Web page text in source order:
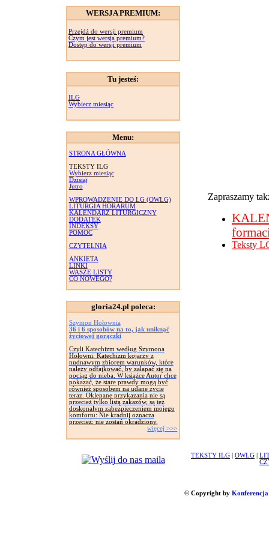
WERSJA PREMIUM:
Przejdź do wersji premium
Czym jest wersja premium?
Dostęp do wersji premium
Tu jesteś:
ILG
Wybierz miesiąc
Menu:
STRONA GŁÓWNA
TEKSTY ILG
Wybierz miesiąc
Dzisiaj
Jutro
WPROWADZENIE DO LG (OWLG)
LITURGIA HORARUM
KALENDARZ LITURGICZNY
DODATEK
INDEKSY
POMOC
CZYTELNIA
ANKIETA
LINKI
WASZE LISTY
CO NOWEGO?
gloria24.pl poleca:
Szymon Hołownia
36 i 6 sposobów na to, jak uniknąć
życiowej gorączki
Czyli Katechizm według Szymona
Hołowni. Katechizm kojarzy z
nudnawym zbiorem warunków, które
należy odfajkować, by załapać się na
pociąg do nieba. W książce Autor chce
pokazać, że stare prawdy mogą być
również sposobem na udane życie
teraz. Oklepane przykazania nie są
przecież tylko listą zakazów, są też
doskonałym zabezpieczeniem mojego
komfortu: Nie kradnij oznacza
przecież: nie zostań okradziony.
więcej >>>
Zapraszamy
Teksty
TEKSTY ILG OWLG
© Copyright by Konferencja